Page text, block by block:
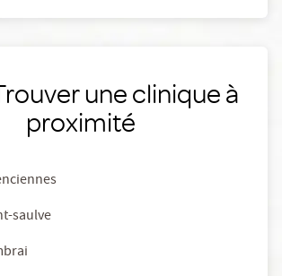
une clinique à
proximité
saulve